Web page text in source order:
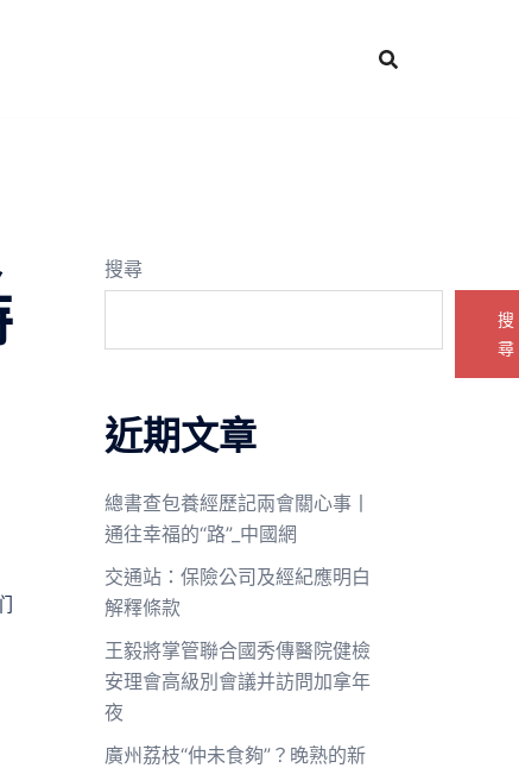
搜尋
搜
尋
近期文章
總書查包養經歷記兩會關心事丨
通往幸福的“路”_中國網
交通站：保險公司及經紀應明白
解釋條款
王毅將掌管聯合國秀傳醫院健檢
安理會高級別會議并訪問加拿年
夜
廣州荔枝“仲未食夠”？晚熟的新